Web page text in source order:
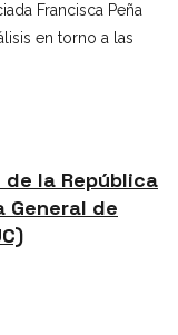
Francisca Peña
en torno a las
la República
General de